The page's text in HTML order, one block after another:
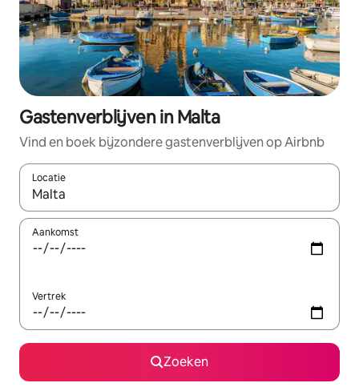
Gastenverblijven in Malta
Vind en boek bijzondere gastenverblijven op Airbnb
Locatie
Wanneer er suggesties beschikbaar zijn, maak je een keuze
Aankomst
Vertrek
Zoeken